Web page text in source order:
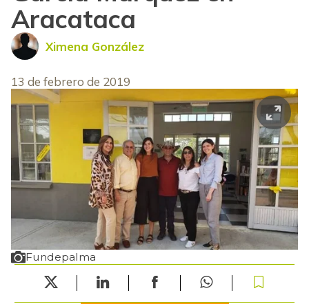
Aracataca
Ximena González
13 de febrero de 2019
Fundepalma